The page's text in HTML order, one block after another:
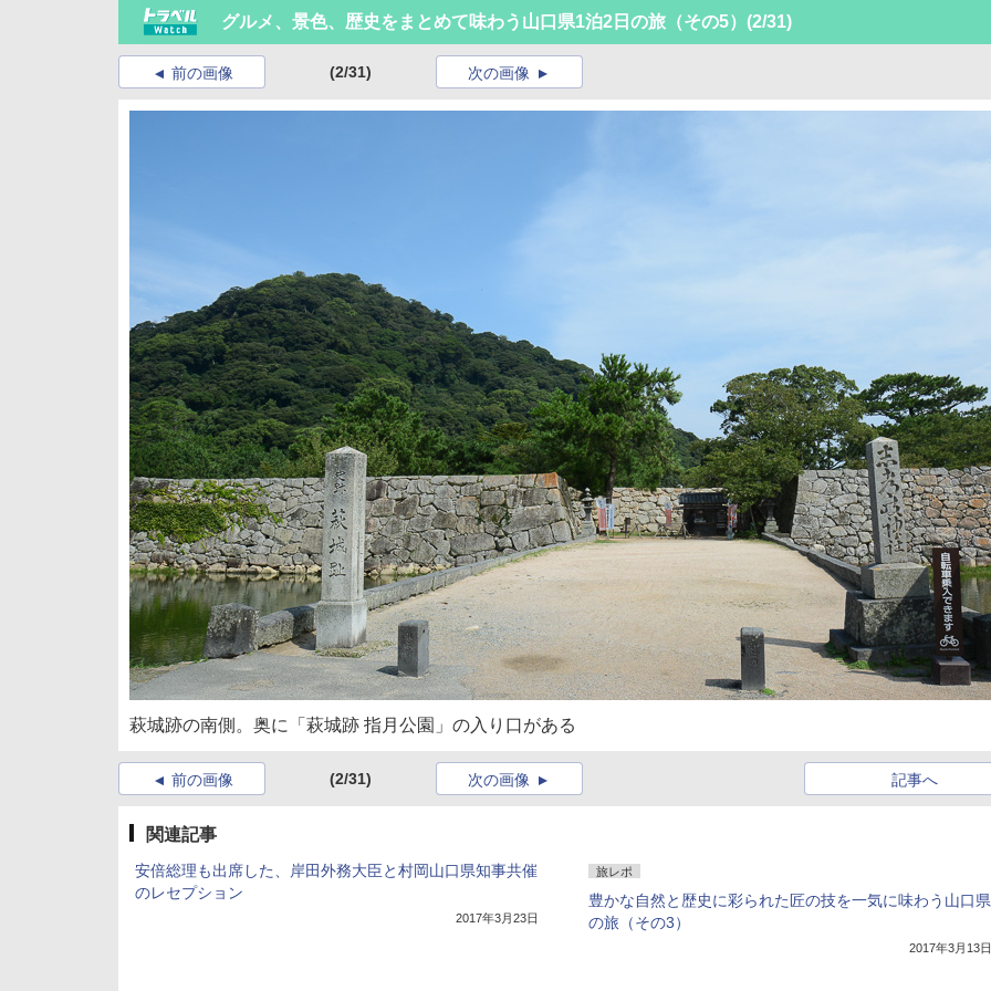
グルメ、景色、歴史をまとめて味わう山口県1泊2日の旅（その5） (2/31)
前の画像 (2/31) 次の画像
萩城跡の南側。奥に「萩城跡 指月公園」の入り口がある
前の画像 (2/31) 記事へ
次の画像
関連記事
安倍総理も出席した、岸田外務大臣と村岡山口県知事共催
のレセプション
2017年3月23日
旅レポ
豊かな自然と歴史に彩られた匠の技を一気に味わう山口県
の旅（その3）
2017年3月13日